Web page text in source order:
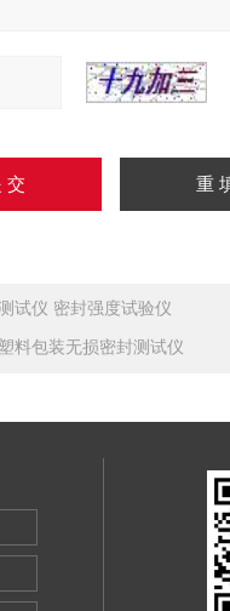
试仪 密封强度试验仪
料包装无损密封测试仪